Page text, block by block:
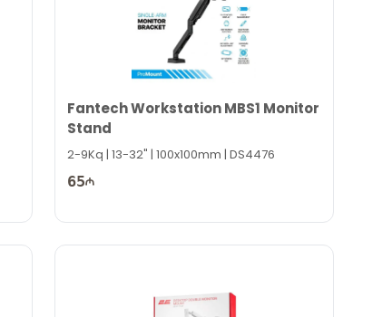
Fantech Workstation MBS1 Monitor
Stand
2-9Kq | 13-32" | 100x100mm | DS4476
65